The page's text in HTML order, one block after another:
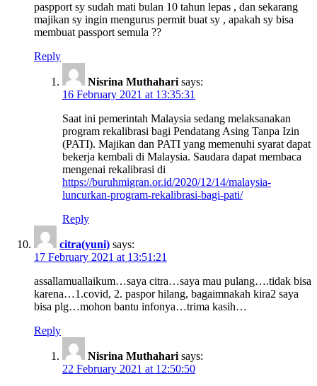
paspport sy sudah mati bulan 10 tahun lepas , dan sekarang
majikan sy ingin mengurus permit buat sy , apakah sy bisa
membuat passport semula ??
Reply
Nisrina Muthahari says:
16 February 2021 at 13:35:31
Saat ini pemerintah Malaysia sedang melaksanakan
program rekalibrasi bagi Pendatang Asing Tanpa Izin
(PATI). Majikan dan PATI yang memenuhi syarat dapat
bekerja kembali di Malaysia. Saudara dapat membaca
mengenai rekalibrasi di
https://buruhmigran.or.id/2020/12/14/malaysia-
luncurkan-program-rekalibrasi-bagi-pati/
Reply
citra(yuni) says:
17 February 2021 at 13:51:21
assallamuallaikum…saya citra…saya mau pulang….tidak bisa
karena…1.covid, 2. paspor hilang, bagaimnakah kira2 saya
bisa plg…mohon bantu infonya…trima kasih…
Reply
Nisrina Muthahari says:
22 February 2021 at 12:50:50